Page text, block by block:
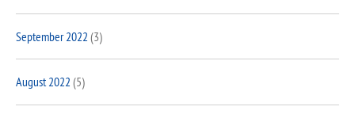
September 2022 (3)
August 2022 (5)